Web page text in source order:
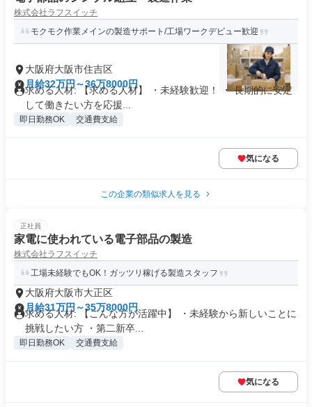
株式会社ラフスイッチ
モクモク作業メインの製造サポート/工場ワークデビュー歓迎
大阪府大阪市住吉区
月給32万円～36万8000円
求める人材: 【求める人材】 ・未経験歓迎！ ・ 長期的に安定
して働きたい方を応援...
即日勤務OK 交通費支給
気になる
この企業の類似求人を見る
正社員
家電に使われている電子部品の製造
株式会社ラフスイッチ
工場未経験でもOK！ガッツリ稼げる製造スタッフ
大阪府大阪市大正区
月給31万円～35万8000円
求める人材: 【こんな方が活躍中】 ・未経験から新しいことに
挑戦したい方 ・第二新卒...
即日勤務OK 交通費支給
気になる